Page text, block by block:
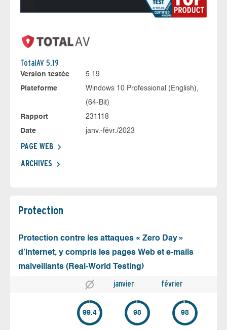
TotalAV 5.19
Version testée
5.19
Plateforme
Windows 10 Professional (English),
(64-Bit)
Rapport
231118
Date
janv.-févr./2023
PAGE WEB
ARCHIVES
Protection
Protection contre les attaques « Zero Day »
d’Internet, y compris les pages Web et e-mails
malveillants (Real-World Testing)
janvier février
99.4 98 98